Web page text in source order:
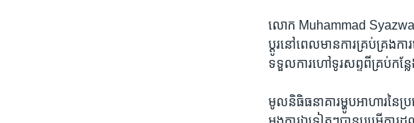
លោក Muhammad
ប្តូរនៅ​ពេល​មានការ​គ្រប់គ្រងក
ទទួល​ការហៅ​ទូរសព្ទពី​គ្រប់​កន្ល
មូល​និធិធនាគារម្ហូប​អាហារ​នៃ​